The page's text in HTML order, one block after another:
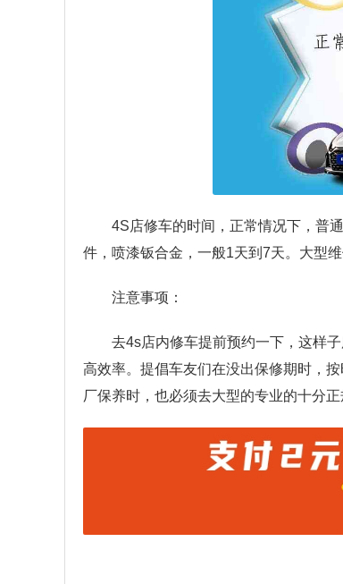
4S店修车的时间，正常情况下，普
件，喷漆钣合金，一般1天到7天。大型
注意事项：
去4s店内修车提前预约一下，这样
高效率。提倡车友们在没出保修期时，
厂保养时，也必须去大型的专业的十分正